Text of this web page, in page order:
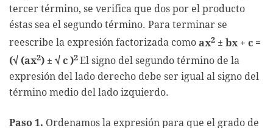
tercer término, se verifica que dos por el producto
éstas sea el segundo término. Para terminar se
reescribe la expresión factorizada como ax2 ± bx + c =
(√ (ax2) ± √ c )2 El signo del segundo término de la
expresión del lado derecho debe ser igual al signo del
término medio del lado izquierdo.
Paso 1. Ordenamos la expresión para que el grado de